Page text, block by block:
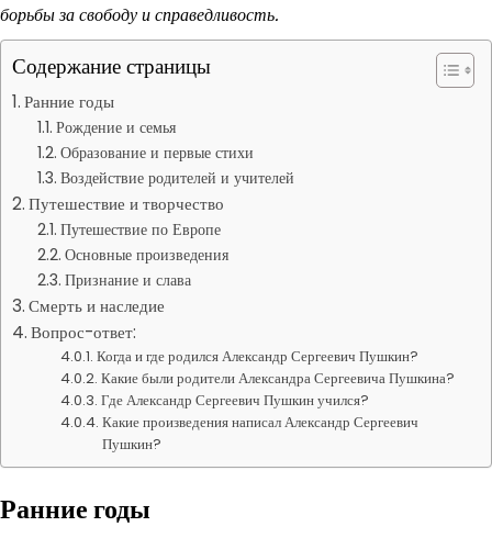
борьбы за свободу и справедливость.
Содержание страницы
Ранние годы
Рождение и семья
Образование и первые стихи
Воздействие родителей и учителей
Путешествие и творчество
Путешествие по Европе
Основные произведения
Признание и слава
Смерть и наследие
Вопрос-ответ:
Когда и где родился Александр Сергеевич Пушкин?
Какие были родители Александра Сергеевича Пушкина?
Где Александр Сергеевич Пушкин учился?
Какие произведения написал Александр Сергеевич
Пушкин?
Ранние годы